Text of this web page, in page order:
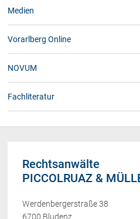
Medien
Vorarlberg Online
NOVUM
Fachliteratur
Rechtsanwälte
PICCOLRUAZ &
Werdenbergerstraße 38
6700 Bludenz